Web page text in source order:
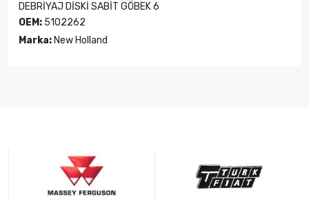
DEBRİYAJ DİSKİ SABİT GÖBEK 6
OEM: 5102262
Marka: New Holland